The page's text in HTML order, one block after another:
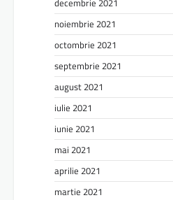
decembrie 2021
noiembrie 2021
octombrie 2021
septembrie 2021
august 2021
iulie 2021
iunie 2021
mai 2021
aprilie 2021
martie 2021